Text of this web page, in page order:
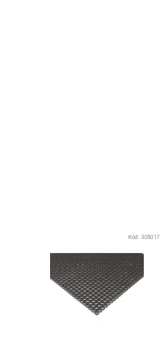
Kód:305017